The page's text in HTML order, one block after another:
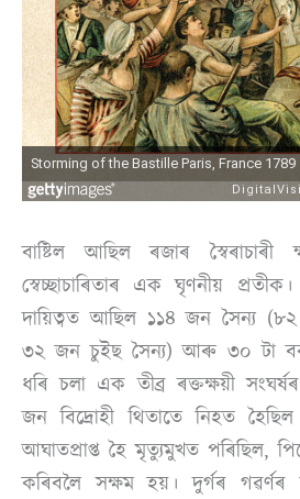
বাষ্টিল আছিল ৰজাৰ
স্বেচ্ছাচাৰিতাৰ এক ঘৃণনীয়
দায়িত্বত আছিল ১১৪ জন সৈন্য
৩২ জন চুইছ সৈন্য) আৰু ৩০ টা
ধৰি চলা এক তীব্ৰ ৰক্তক্ষয়ী
জন বিদ্ৰোহী থিতাতে নিহত
আঘাতপ্ৰাপ্ত হৈ মৃত্যুমুখত পৰিছিল,
কৰিবলৈ সক্ষম হয়। দুৰ্গৰ গৱৰ্ণৰ